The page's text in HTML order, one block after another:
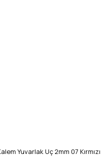
Yuvarlak Uç 2mm 07 Kırmızı